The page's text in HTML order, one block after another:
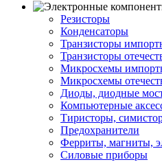
Резисторы
Конденсаторы
Транзисторы
Транзисторы
Микросхемы
Микросхемы
Диоды, диодные
Компьютерные
Тиристоры,
Предохранители
Ферриты, магниты,
Силовые приборы